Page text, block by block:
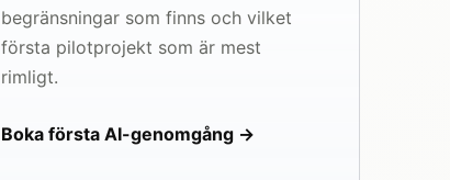
begränsningar som finns och vilket
första pilotprojekt som är mest
rimligt.
Boka första AI-genomgång→